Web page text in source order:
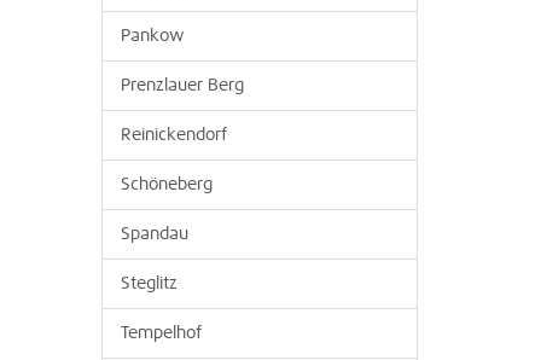
Pankow
Prenzlauer Berg
Reinickendorf
Schöneberg
Spandau
Steglitz
Tempelhof